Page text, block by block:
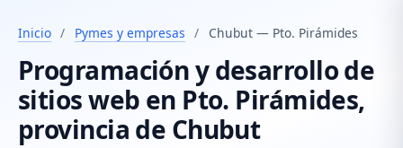
Inicio / Pymes y empresas / Chubut — Pto. Pirámides
Programación y desarrollo de
sitios web en Pto. Pirámides,
provincia de Chubut